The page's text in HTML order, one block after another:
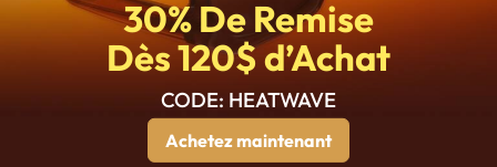
30% De Remise
Dès 120$ d’Achat
CODE: HEATWAVE
Achetez maintenant